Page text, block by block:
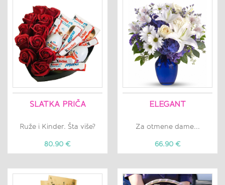
SLATKA PRIČA
Ruže i Kinder. Šta više?
80.90 €
ELEGANT
Za otmene dame...
66.90 €